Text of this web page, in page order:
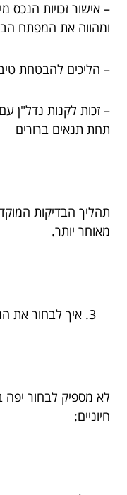
– אישור זכויות הנכס
ומהווה את המפתח
– הליכים להבטחת
– זכות לקנות נדל"ן עם
תחת תנאים ברורים
תהליך הבדיקות
מאוחר יותר.
איך לבחור את
לא מספיק לבחור
חיוניים: